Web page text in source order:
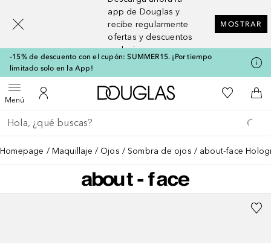
app de Douglas y
recibe regularmente
ofertas y descuentos
exclusivos
MOSTRAR
-15% de descuento con el cupón: SUMMER15. ¡Por tiempo
limitado solo en la App!
MenúAbrir menúMi cuenta
A Douglas HomeMi lista de
A
Regresar
Ejecutar búsqueda
Homepage Maquillaje Ojos Sombra de ojos about-face
[navigation.slideout.screenreader]